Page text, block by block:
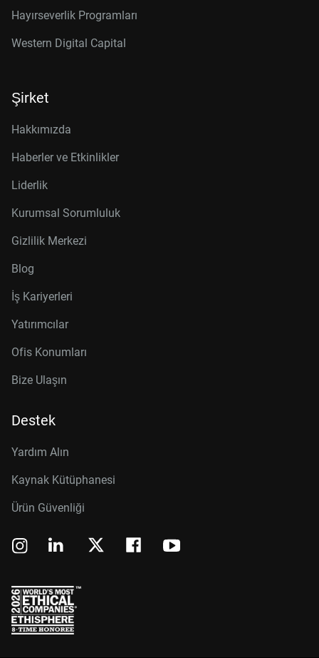
Hayırseverlik Programları
Western Digital Capital
Şirket
Hakkımızda
Haberler ve Etkinlikler
Liderlik
Kurumsal Sorumluluk
Gizlilik Merkezi
Blog
İş Kariyerleri
Yatırımcılar
Ofis Konumları
Bize Ulaşın
Destek
Yardım Alın
Kaynak Kütüphanesi
Ürün Güvenliği